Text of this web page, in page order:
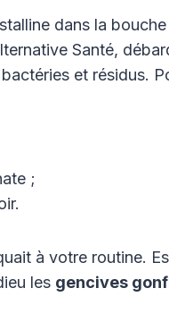
dans la
Santé,
et résidus.
;
à votre routine.
les gencives